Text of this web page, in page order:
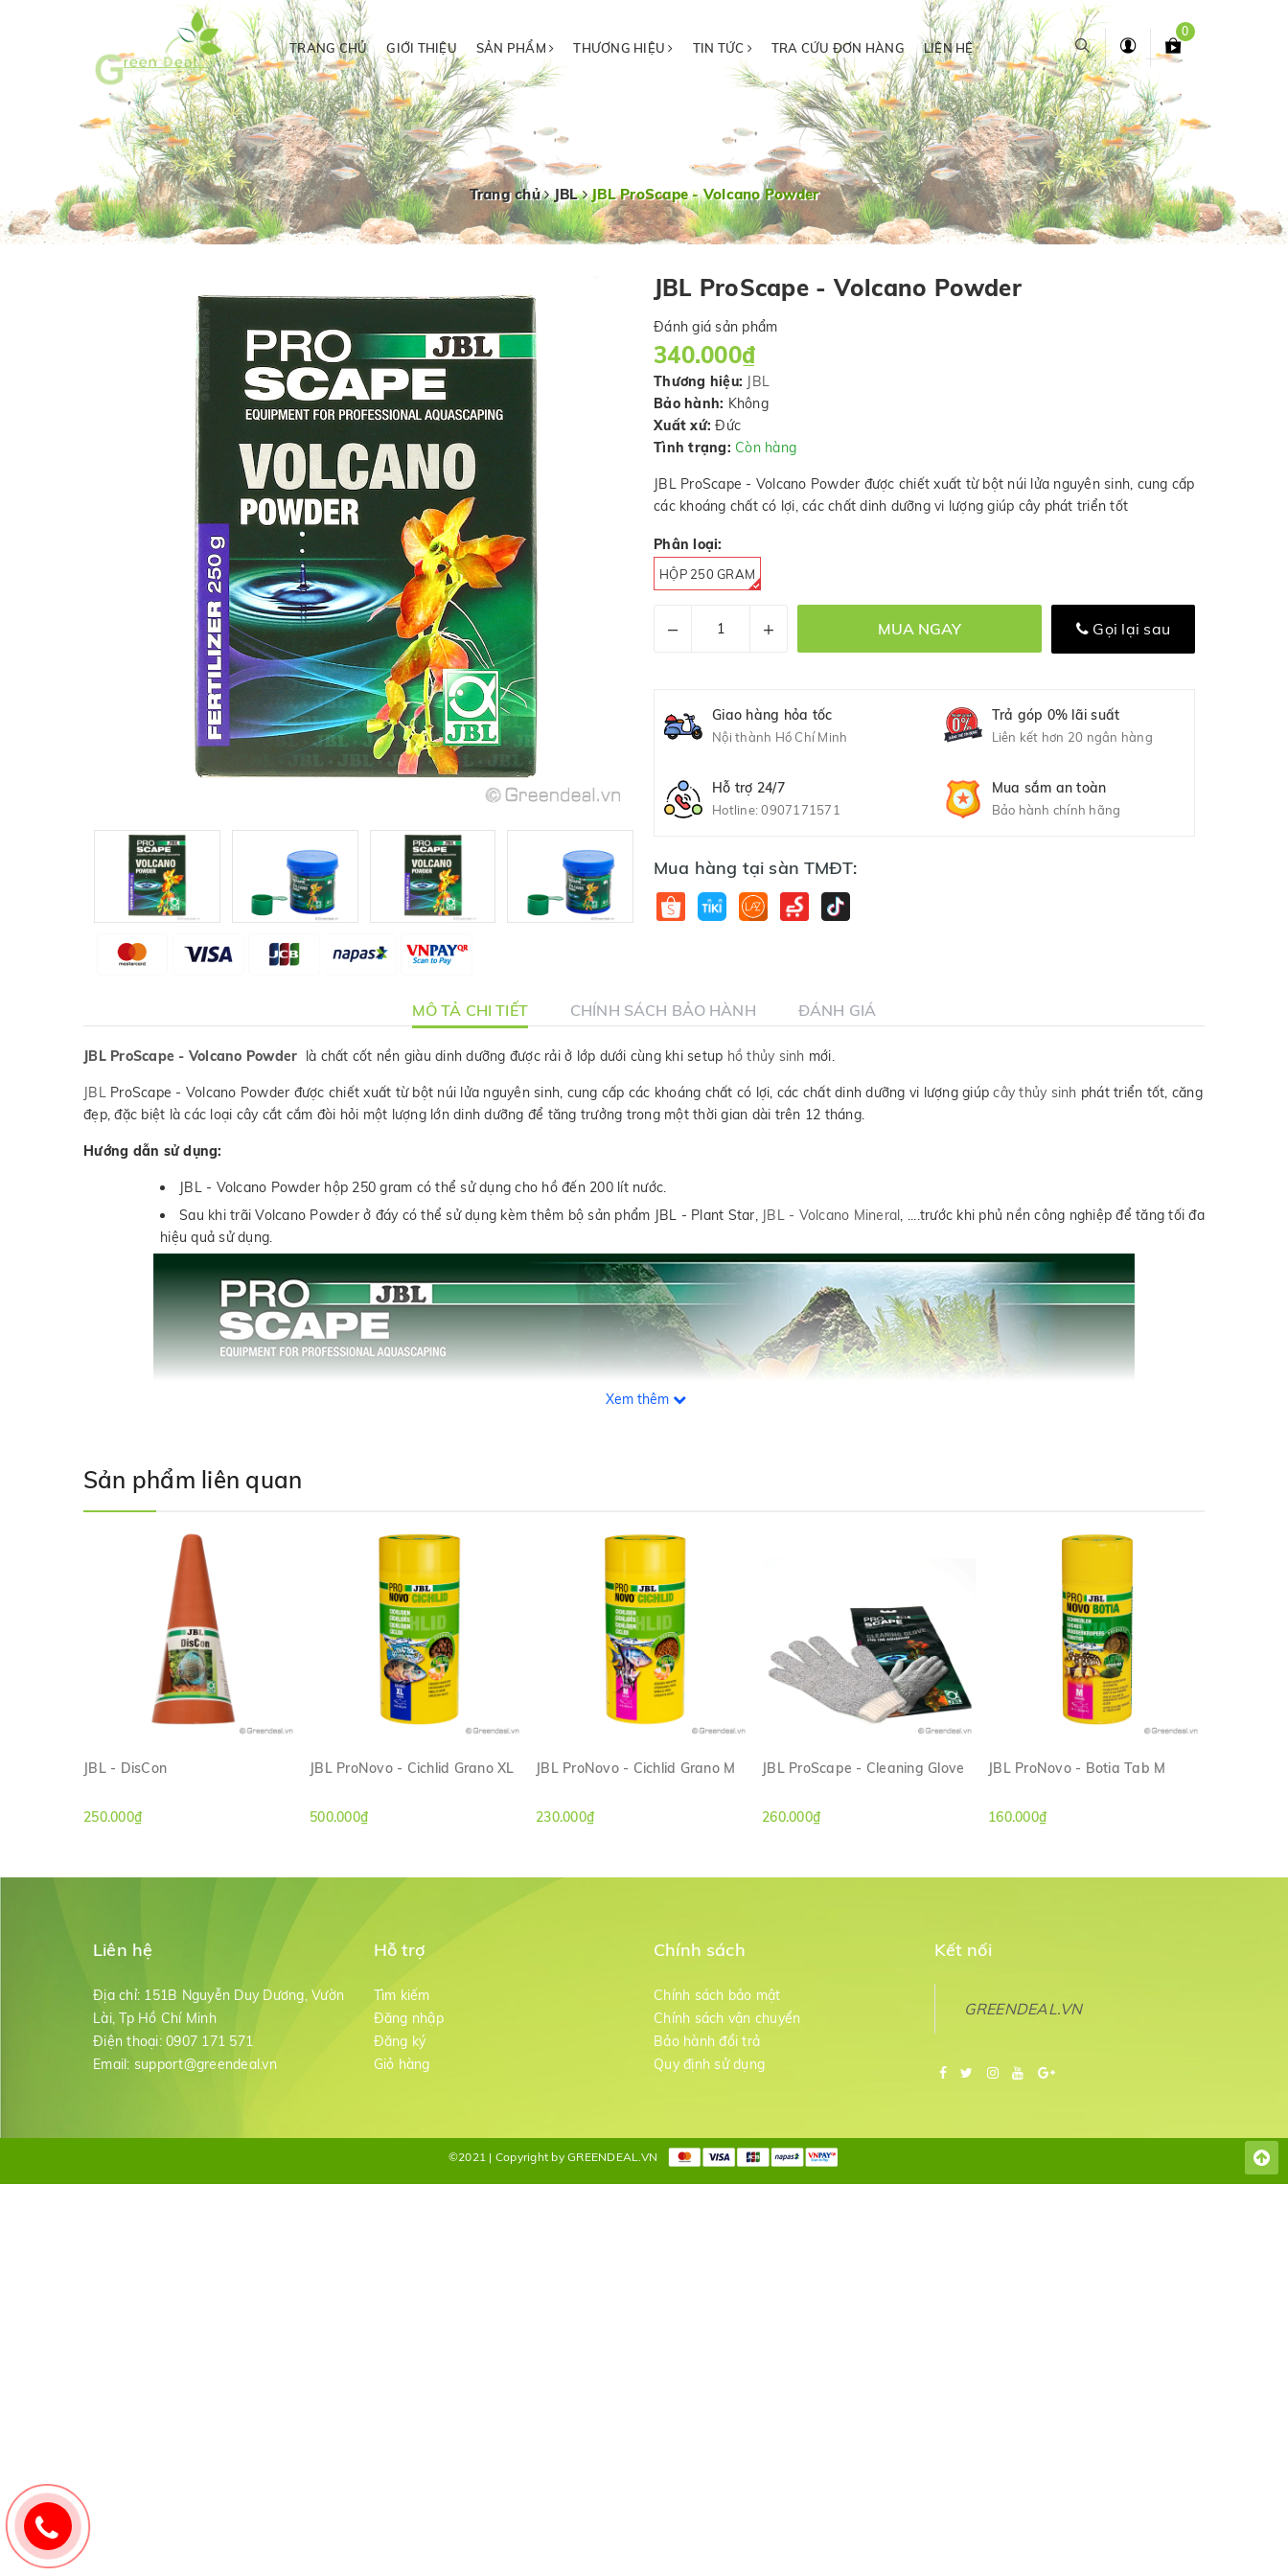
TRANG CHỦ GIỚI THIỆU SẢN PHẨM THƯƠNG HIỆU TIN TỨC TRA CỨU ĐƠN HÀNG LIÊN HỆ
0
Trang chủ JBL JBL ProScape - Volcano Powder
JBL ProScape - Volcano Powder
Đánh giá sản phẩm
340.000₫
Thương hiệu:
JBL
Bảo hành: Không
Xuất xứ: Đức
Tình trạng: Còn hàng
JBL ProScape - Volcano Powder được chiết xuất từ bột núi lửa nguyên sinh, cung cấp
các khoáng chất có lợi, các chất dinh dưỡng vi lượng giúp cây phát triển tốt
Phân loại:
HỘP 250 GRAM
– + MUA NGAY Gọi lại sau
Giao hàng hỏa tốc
Nội thành Hồ Chí Minh
Trả góp 0% lãi suất
Liên kết hơn 20 ngân hàng
Hỗ trợ 24/7
Hotline:0907171571
Mua sắm an toàn
Bảo hành chính hãng
Mua hàng tại sàn TMĐT:
MÔ TẢ CHI TIẾT CHÍNH SÁCH BẢO HÀNH ĐÁNH GIÁ
JBL ProScape - Volcano Powder là chất cốt nền giàu dinh dưỡng được rải ở lớp dưới cùng khi setup hồ thủy sinh mới.
JBLProScape - Volcano Powder được chiết xuất từ bột núi lửa nguyên sinh, cung cấp các khoáng chất có lợi, các chất dinh dưỡng vi lượng giúpcây thủy sinh phát triển tốt, căng
đẹp, đặc biệt là các loại cây cắt cắm đòi hỏi một lượng lớn dinh dưỡng để tăng trưởng trong một thời gian dài trên 12 tháng.
Hướng dẫn sử dụng:
JBL - Volcano Powder hộp 250 gram có thể sử dụng cho hồ đến 200 lít nước.
Sau khi trãi Volcano Powder ở đáy có thể sử dụng kèm thêm bộ sản phẩm JBL - Plant Star, JBL - Volcano Mineral , ....trước khi phủ nền công nghiệp để tăng tối đa
hiệu quả sử dụng.
Xem thêm
Sản phẩm liên quan
JBL - DisCon
250.000₫
JBL ProNovo - Cichlid Grano XL
500.000₫
JBL ProNovo - Cichlid Grano M
230.000₫
JBL ProScape - Cleaning Glove
260.000₫
JBL ProNovo - Botia Tab M
160.000₫
Liên hệ
Địa chỉ: 151B Nguyễn Duy Dương, Vườn
Lài, Tp Hồ Chí Minh
Điện thoại: 0907 171 571
Email: support@greendeal.vn
Hỗ trợ
Tìm kiếm
Đăng nhập
Đăng ký
Giỏ hàng
Chính sách
Chính sách bảo mật
Chính sách vận chuyển
Bảo hành đổi trả
Quy định sử dụng
Kết nối
GREENDEAL.VN
©2021 | Copyright by GREENDEAL.VN
0907171571